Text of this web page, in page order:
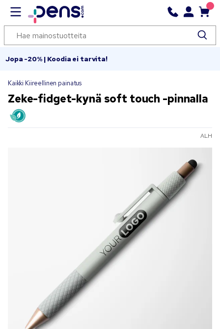
Jopa -20% | Koodia ei tarvita!
Kaikki Kiireellinen painatus
Zeke-fidget-kynä soft touch -pinnalla
ALH